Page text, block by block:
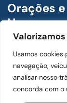
Usamos
navegação,
analisar nosso
concorda com o
Orações e
Novenas
1 De Julho De 2024
Menino Jesus